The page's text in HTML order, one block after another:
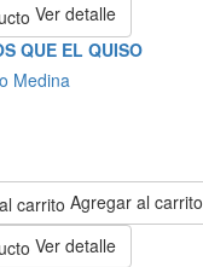
Ver detalle
QUE EL QUISO
Medina
Agregar al carrito
Ver detalle